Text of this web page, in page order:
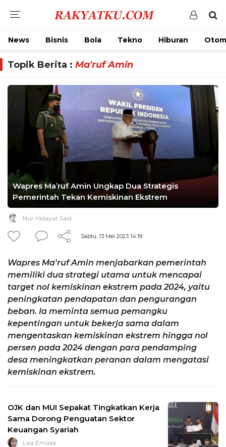
News Bisnis Bola Tekno Hiburan
Topik Berita : Ma'ruf Amin
Wapres Ma’ruf Amin Ungkap Dua Strategis
Pemerintah Tekan Kemiskinan Ekstrem
Nur Hidayat Said
Sabtu, 13 Mei 2023 14:19
Wapres Ma'ruf Amin menjabarkan pemerintah
memiliki dua strategi utama untuk mencapai
target nol kemiskinan ekstrem pada 2024, yaitu
peningkatan pendapatan dan pengurangan
beban. Ia meminta semua pemangku
kepentingan untuk bekerja sama dalam
mengentaskan kemiskinan ekstrem hingga nol
persen pada 2024 dengan para pendamping
desa meningkatkan peranan dalam mengatasi
kemiskinan ekstrem.
OJK dan MUI Sepakat Tingkatkan Kerja
Sama Dorong Penguatan Sektor
Keuangan Syariah
Lisa Emilda